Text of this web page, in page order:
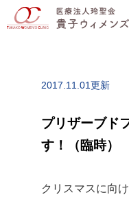
2017.11.01更新
プリザーブド
す！（臨時）
クリスマスに向